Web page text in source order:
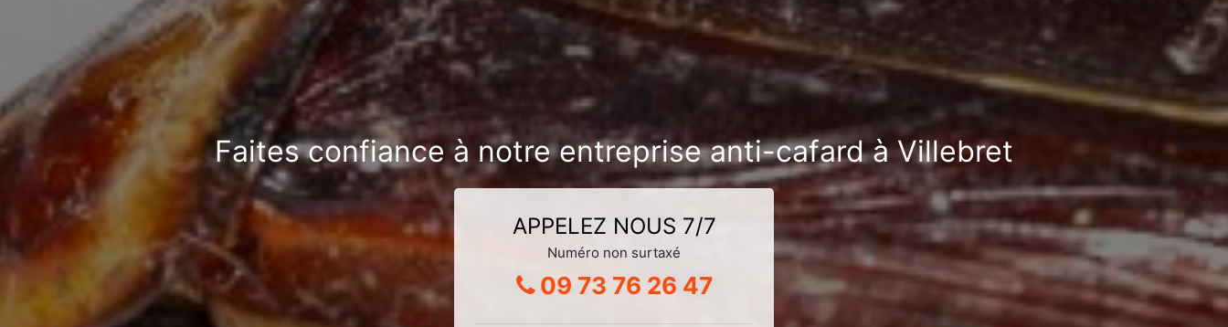
Faites confiance à notre entreprise anti-cafard à Villebret
APPELEZ NOUS 7/7
Numéro non surtaxé
09 73 76 26 47